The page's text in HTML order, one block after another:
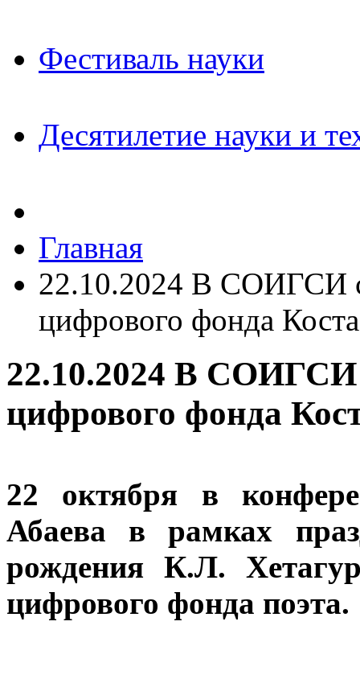
Фестиваль науки
Десятилетие науки и
Главная
22.10.2024 В СОИГСИ
цифрового фонда
22.10.2024 В СОИГСИ
цифрового фонда
22 октября в
Абаева в рамках
рождения К.Л.
цифрового фонда поэта.